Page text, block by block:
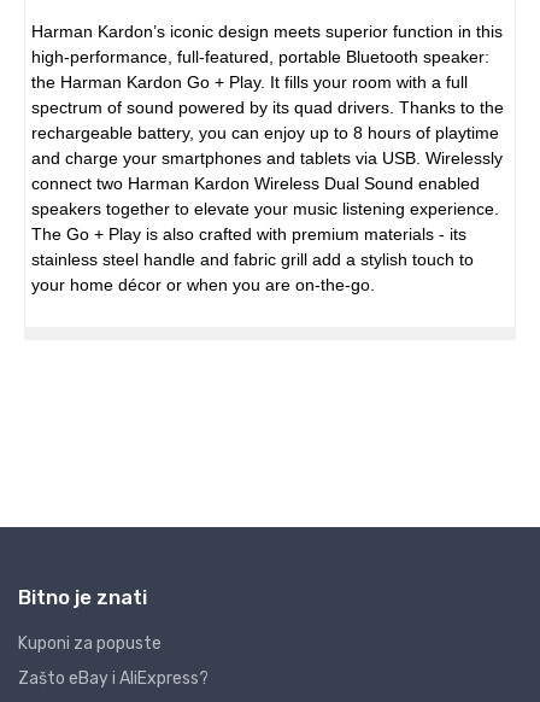
Bitno je znati
Kuponi za popuste
Zašto eBay i AliExpress?